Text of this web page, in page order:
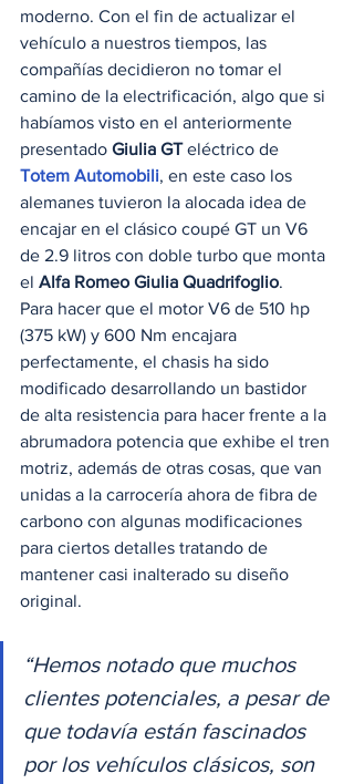
moderno. Con el fin de actualizar el
vehículo a nuestros tiempos, las
compañías decidieron no tomar el
camino de la electrificación, algo que si
habíamos visto en el anteriormente
presentado Giulia GT eléctrico de
Totem Automobili, en este caso los
alemanes tuvieron la alocada idea de
encajar en el clásico coupé GT un V6
de 2.9 litros con doble turbo que monta
el Alfa Romeo Giulia Quadrifoglio.
Para hacer que el motor V6 de 510 hp
(375 kW) y 600 Nm encajara
perfectamente, el chasis ha sido
modificado desarrollando un bastidor
de alta resistencia para hacer frente a la
abrumadora potencia que exhibe el tren
motriz, además de otras cosas, que van
unidas a la carrocería ahora de fibra de
carbono con algunas modificaciones
para ciertos detalles tratando de
mantener casi inalterado su diseño
original.
“Hemos notado que muchos
clientes potenciales, a pesar de
que todavía están fascinados
por los vehículos clásicos, son